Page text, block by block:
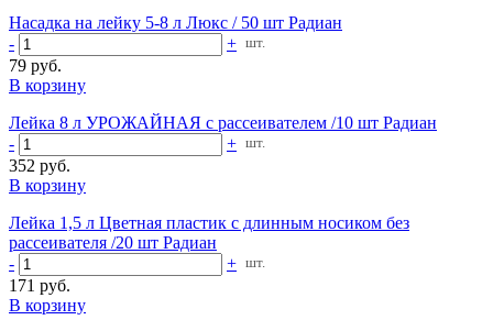
Насадка на лейку 5-8 л Люкс / 50 шт Радиан
-
+ шт.
79 руб.
В корзину
Лейка 8 л УРОЖАЙНАЯ с рассеивателем /10 шт Радиан
-
+ шт.
352 руб.
В корзину
Лейка 1,5 л Цветная пластик с длинным носиком без
рассеивателя /20 шт Радиан
-
+ шт.
171 руб.
В корзину